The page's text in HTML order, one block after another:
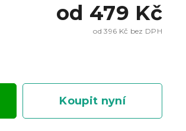
od 479 Kč
od396 Kč bez DPH
Koupit nyní